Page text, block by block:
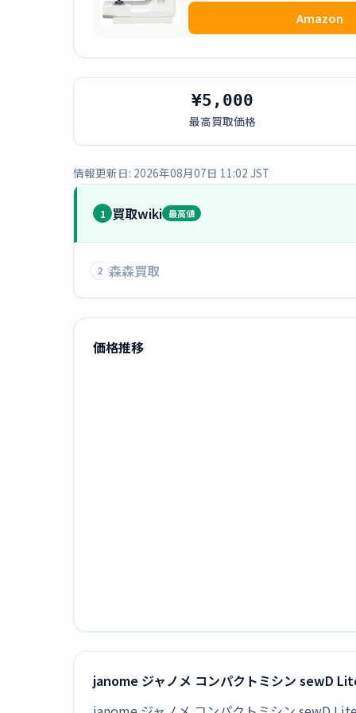
Amazon
¥5,000
最高買取価格
情報更新日: 2026年08月07日 11:02 JST
1 買取wiki 最高値
2 森森買取
価格推移
janome ジャノメ コンパクトミシン sewD